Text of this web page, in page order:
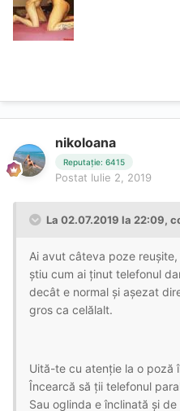
nikoloana
Reputație: 6415
Postat Iulie 2, 2019
La 02.07.2019 la 22:09,
Ai avut câteva poze
știu cum ai ținut telefonul
decât e normal și așezat
gros ca celălalt.
Uită-te cu atenție la o poză
Încearcă să ții telefonul
Sau oglinda e înclinată și